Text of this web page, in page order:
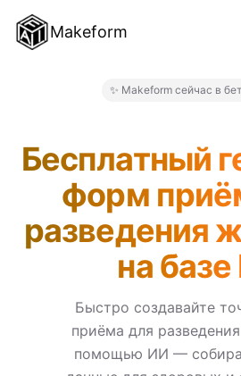
Makeform
БЛОГ
ВОЙТИ
✨ Makeform сейчас в
Бесплатный
форм
разведения
на
Быстро создавайте
приёма для
помощью ИИ —